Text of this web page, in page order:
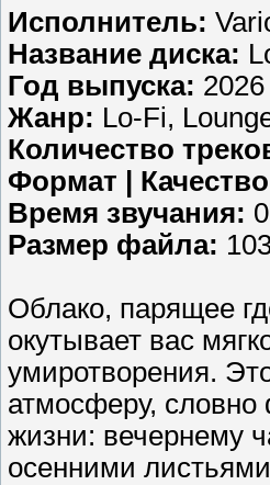
Исполнитель:
Название диска:
Год выпуска: 2026
Жанр: Lo-Fi,
Количество
Формат |
Время звучания:
Размер файла:
Облако, парящее
окутывает вас
умиротворения.
атмосферу,
жизни: вечернему
осенними